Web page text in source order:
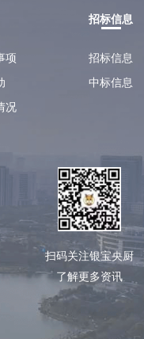
项
况
招标信息
招标信息
中标信息
扫码关注银宝央厨
了解更多资讯